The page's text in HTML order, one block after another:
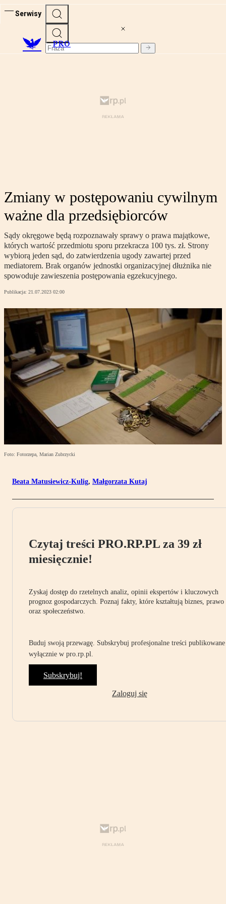
Serwisy
PRO
Zmiany w postępowaniu cywilnym
ważne dla przedsiębiorców
Sądy okręgowe będą rozpoznawały sprawy o prawa majątkowe,
których wartość przedmiotu sporu przekracza 100 tys. zł. Strony
wybiorą jeden sąd, do zatwierdzenia ugody zawartej przed
mediatorem. Brak organów jednostki organizacyjnej dłużnika nie
spowoduje zawieszenia postępowania egzekucyjnego.
Publikacja: 21.07.2023 02:00
Foto: Fotorzepa, Marian Zubrzycki
Beata Matusiewicz-Kulig, Małgorzata Kutaj
Czytaj treści PRO.RP.PL za 39 zł
miesięcznie!
Zyskaj dostęp do rzetelnych analiz, opinii ekspertów i kluczowych
prognoz gospodarczych. Poznaj fakty, które kształtują biznes, prawo
oraz społeczeństwo.
Buduj swoją przewagę. Subskrybuj profesjonalne treści publikowane
wyłącznie w pro.rp.pl.
Subskrybuj!
Zaloguj się